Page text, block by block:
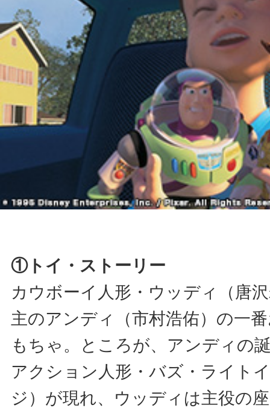
①トイ・ストーリー
カウボーイ人形・ウッディ（唐
主のアンディ（市村浩佑）の一
もちゃ。ところが、アンディの
アクション人形・バズ・ライト
ジ）が現れ、ウッディは主役の